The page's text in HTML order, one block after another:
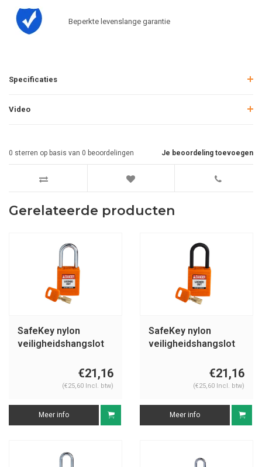
Beperkte levenslange garantie
Specificaties
Video
Je beoordeling toevoegen
0 sterren op basis van 0 beoordelingen
Gerelateerde producten
SafeKey nylon
veiligheidshangslot
€21,16
(€25,60 Incl. btw)
Meer info
SafeKey nylon
veiligheidshangslot
€21,16
(€25,60 Incl. btw)
Meer info